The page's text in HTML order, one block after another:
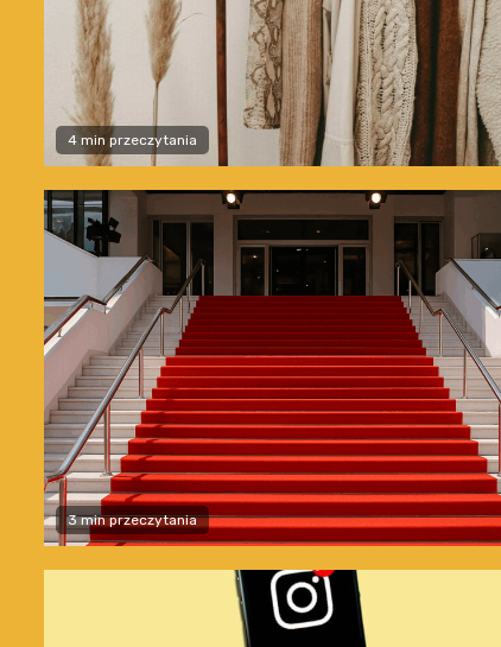
4 min przeczytania
3 min przeczytania